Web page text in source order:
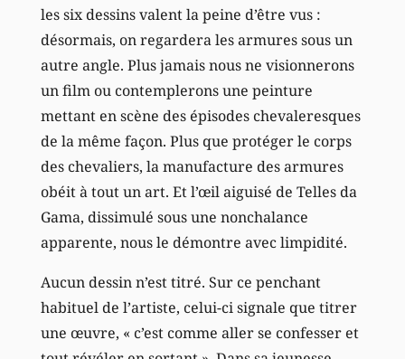
les six dessins valent la peine d’être vus :
désormais, on regardera les armures sous un
autre angle. Plus jamais nous ne visionnerons
un film ou contemplerons une peinture
mettant en scène des épisodes chevaleresques
de la même façon. Plus que protéger le corps
des chevaliers, la manufacture des armures
obéit à tout un art. Et l’œil aiguisé de Telles da
Gama, dissimulé sous une nonchalance
apparente, nous le démontre avec limpidité.
Aucun dessin n’est titré. Sur ce penchant
habituel de l’artiste, celui-ci signale que titrer
une œuvre, « c’est comme aller se confesser et